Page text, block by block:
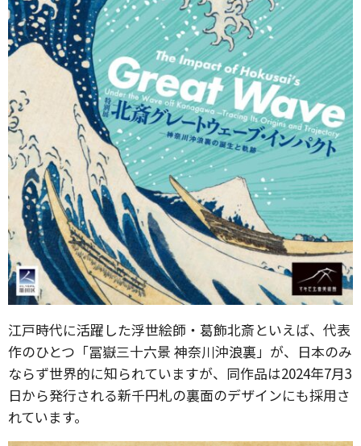
江戸時代に活躍した浮世絵師・葛飾北斎といえば、代表
作のひとつ「冨嶽三十六景 神奈川沖浪裏」が、日本のみ
ならず世界的に知られていますが、同作品は2024年7月3
日から発行される新千円札の裏面のデザインにも採用さ
れています。